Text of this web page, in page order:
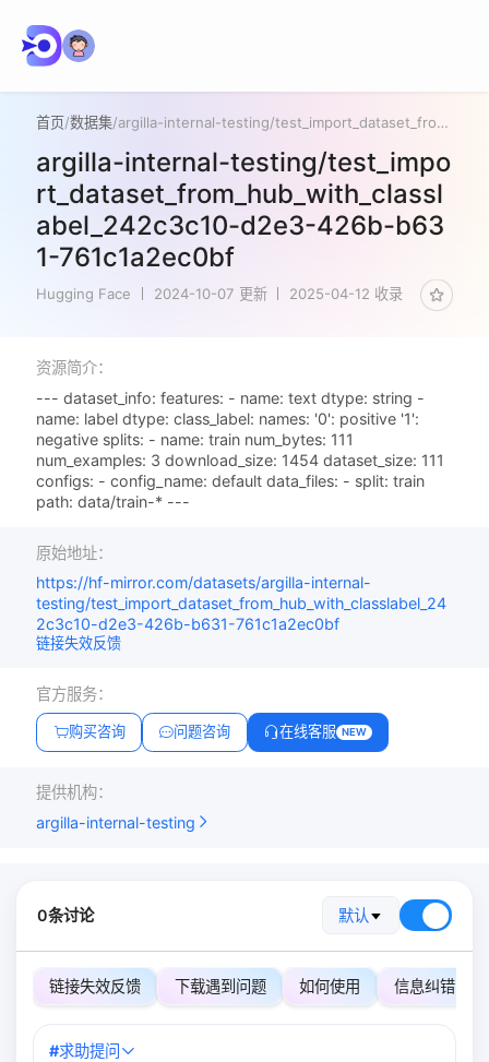
首页/数据集/ argilla-internal-testing/test_import_dataset_from_hub_with_classlabel_242c3c10-d2e3-426b-b631-761c1a2ec0bf
argilla-internal-testing/test_impo
rt_dataset_from_hub_with_classl
abel_242c3c10-d2e3-426b-b63
1-761c1a2ec0bf
Hugging Face 2024-10-07 更新 2025-04-12 收录
资源简介：
--- dataset_info: features: - name: text dtype: string -
name: label dtype: class_label: names: '0': positive '1':
negative splits: - name: train num_bytes: 111
num_examples: 3 download_size: 1454 dataset_size: 111
configs: - config_name: default data_files: - split: train
path: data/train-* ---
原始地址：
https://hf-mirror.com/datasets/argilla-internal-
testing/test_import_dataset_from_hub_with_classlabel_24
2c3c10-d2e3-426b-b631-761c1a2ec0bf
链接失效反馈
官方服务：
购买咨询 问题咨询 在线客服 NEW
提供机构：
argilla-internal-testing
0条讨论 默认
链接失效反馈 下载遇到问题 如何使用 信息纠错
#求助提问